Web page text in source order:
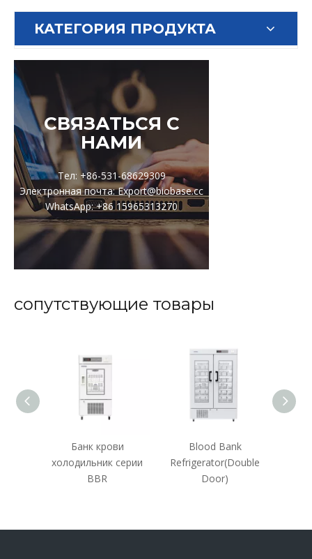
КАТЕГОРИЯ ПРОДУКТА
СВЯЗАТЬСЯ С
НАМИ
Тел: +86-531-68629309
Электронная почта: Export@biobase.cc
WhatsApp: +86 15965313270
сопутствующие товары
Банк крови
холодильник серии
BBR
Blood Bank
Refrigerator(Double
Door)